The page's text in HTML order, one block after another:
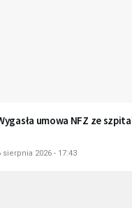
umowa NFZ ze
sierpnia 2026 - 17:43